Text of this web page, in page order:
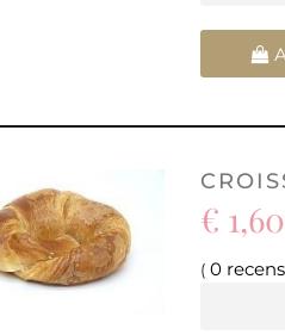
Quantità
€ 1,60
( 0